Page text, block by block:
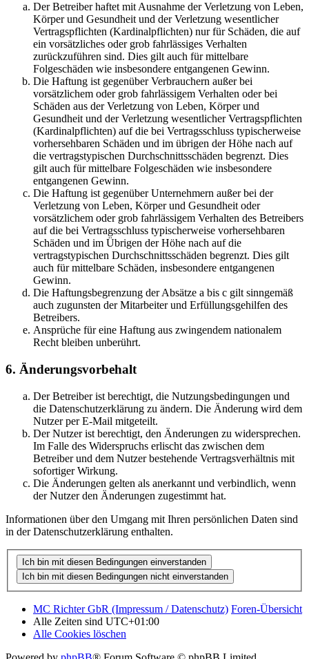
Der Betreiber haftet mit Ausnahme der Verletzung von Leben,
Körper und Gesundheit und der Verletzung wesentlicher
Vertragspflichten (Kardinalpflichten) nur für Schäden, die auf
ein vorsätzliches oder grob fahrlässiges Verhalten
zurückzuführen sind. Dies gilt auch für mittelbare
Folgeschäden wie insbesondere entgangenen Gewinn.
Die Haftung ist gegenüber Verbrauchern außer bei
vorsätzlichem oder grob fahrlässigem Verhalten oder bei
Schäden aus der Verletzung von Leben, Körper und
Gesundheit und der Verletzung wesentlicher Vertragspflichten
(Kardinalpflichten) auf die bei Vertragsschluss typischerweise
vorhersehbaren Schäden und im übrigen der Höhe nach auf
die vertragstypischen Durchschnittsschäden begrenzt. Dies
gilt auch für mittelbare Folgeschäden wie insbesondere
entgangenen Gewinn.
Die Haftung ist gegenüber Unternehmern außer bei der
Verletzung von Leben, Körper und Gesundheit oder
vorsätzlichem oder grob fahrlässigem Verhalten des Betreibers
auf die bei Vertragsschluss typischerweise vorhersehbaren
Schäden und im Übrigen der Höhe nach auf die
vertragstypischen Durchschnittsschäden begrenzt. Dies gilt
auch für mittelbare Schäden, insbesondere entgangenen
Gewinn.
Die Haftungsbegrenzung der Absätze a bis c gilt sinngemäß
auch zugunsten der Mitarbeiter und Erfüllungsgehilfen des
Betreibers.
Ansprüche für eine Haftung aus zwingendem nationalem
Recht bleiben unberührt.
6. Änderungsvorbehalt
Der Betreiber ist berechtigt, die Nutzungsbedingungen und
die Datenschutzerklärung zu ändern. Die Änderung wird dem
Nutzer per E-Mail mitgeteilt.
Der Nutzer ist berechtigt, den Änderungen zu widersprechen.
Im Falle des Widerspruchs erlischt das zwischen dem
Betreiber und dem Nutzer bestehende Vertragsverhältnis mit
sofortiger Wirkung.
Die Änderungen gelten als anerkannt und verbindlich, wenn
der Nutzer den Änderungen zugestimmt hat.
Informationen über den Umgang mit Ihren persönlichen Daten sind
in der Datenschutzerklärung enthalten.
MC Richter GbR (Impressum / Datenschutz) Foren-Übersicht
Alle Zeiten sind UTC+01:00
Alle Cookies löschen